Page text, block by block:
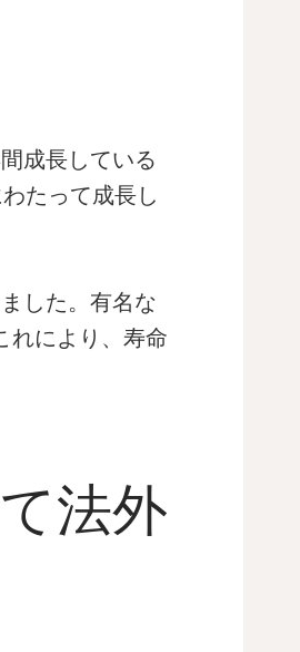
成長している
たって成長し
した。有名な
れにより、寿命
法外